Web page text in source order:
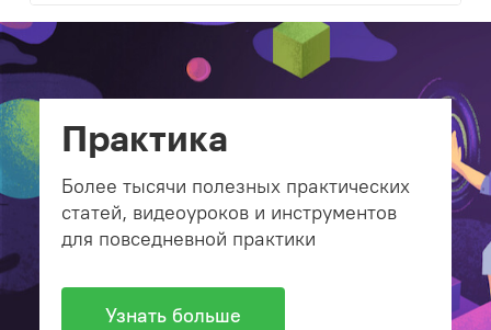
Практика
Более тысячи полезных практических
статей, видеоуроков и инструментов
для повседневной практики
Узнать больше